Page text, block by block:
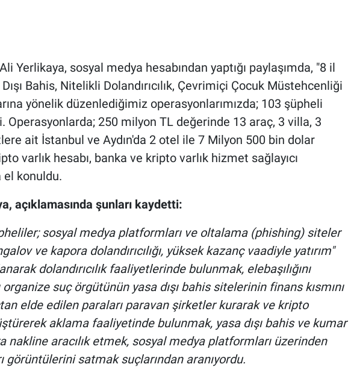
Yerlikaya, sosyal medya hesabından yaptığı paylaşımda, "8 il
Bahis, Nitelikli Dolandırıcılık, Çevrimiçi Çocuk Müstehcenliği
yönelik düzenlediğimiz operasyonlarımızda; 103 şüpheli
Operasyonlarda; 250 milyon TL değerinde 13 araç, 3 villa, 3
ait İstanbul ve Aydın'da 2 otel ile 7 Milyon 500 bin dolar
varlık hesabı, banka ve kripto varlık hizmet sağlayıcı
el konuldu.
açıklamasında şunları kaydetti:
sosyal medya platformları ve oltalama (phishing) siteler
ve kapora dolandırıcılığı, yüksek kazanç vaadiyle yatırım"
dolandırıcılık faaliyetlerinde bulunmak, elebaşılığını
organize suç örgütünün yasa dışı bahis sitelerinin finans kısmını
elde edilen paraları paravan şirketler kurarak ve kripto
aklama faaliyetinde bulunmak, yasa dışı bahis ve kumar
nakline aracılık etmek, sosyal medya platformları üzerinden
görüntülerini satmak suçlarından aranıyordu.